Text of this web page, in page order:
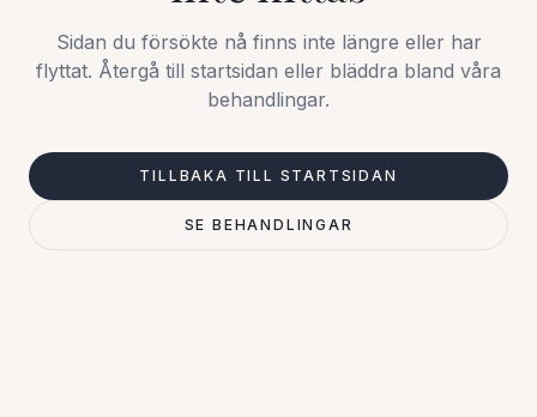
Sidan du försökte nå finns inte längre eller har
flyttat. Återgå till startsidan eller bläddra bland våra
behandlingar.
TILLBAKA TILL STARTSIDAN
SE BEHANDLINGAR